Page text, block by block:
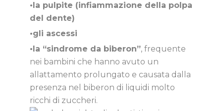
•la pulpite (infiammazione della polpa
del dente)
•gli ascessi
•la “sindrome da biberon”, frequente
nei bambini che hanno avuto un
allattamento prolungato e causata dalla
presenza nel biberon di liquidi molto
ricchi di zuccheri.